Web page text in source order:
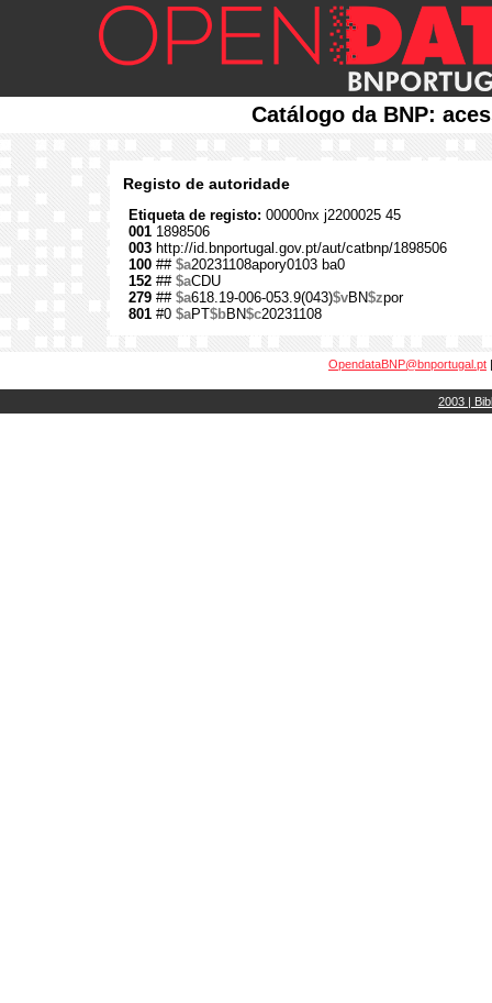
Catálogo da BNP:
Registo de autoridade
Etiqueta de registo: 00000nx j2200025 45
001 1898506
003 http://id.bnportugal.gov.pt/aut/catbnp/1898506
100 ## $a20231108apory0103 ba0
152 ## $aCDU
279 ## $a618.19-006-053.9(043)$vBN$zpor
801 #0 $aPT$bBN$c20231108
OpendataBNP@bnportugal.pt
2003 |